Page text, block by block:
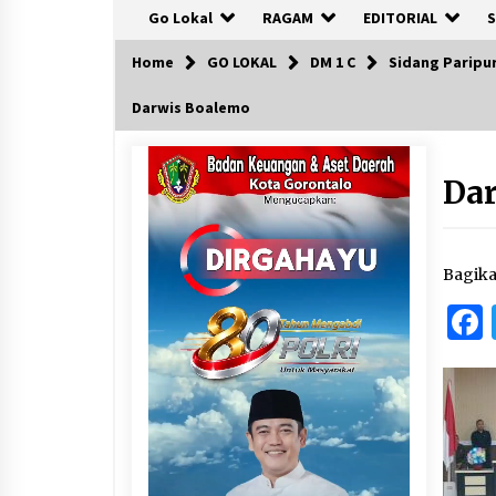
Go Lokal RAGAM EDITORIAL
Home GO LOKAL DM 1 C Sidang
Darwis Boalemo